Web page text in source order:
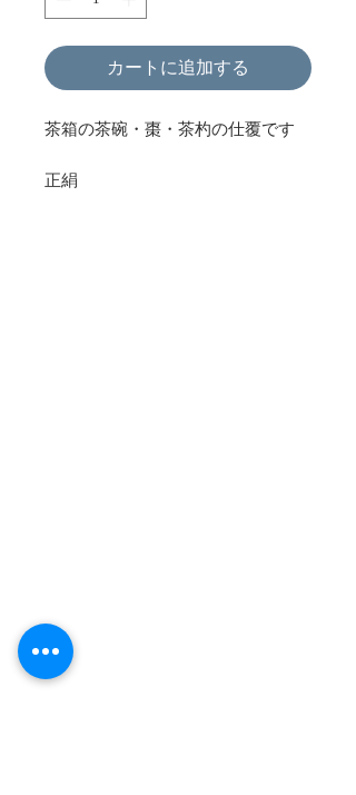
カートに追加する
茶箱の茶碗・棗・茶杓の仕覆です
正絹